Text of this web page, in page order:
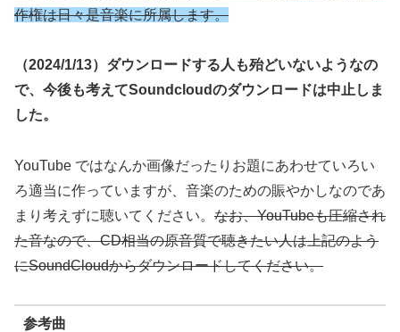
作権は日々是音楽に所属します。
（2024/1/13）ダウンロードする人も殆どいないようなの
で、今後も考えてSoundcloudのダウンロードは中止しま
した。
YouTube ではなんか画像だったりお題にあわせていろい
ろ適当に作っていますが、音楽のための賑やかしなのであ
まり考えずに聴いてください。 なお、YouTubeも圧縮され
た音なので、CD相当の原音質で聴きたい人は上記のよう
にSoundCloudからダウンロードしてください。
参考曲